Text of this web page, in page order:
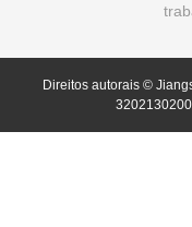
Direitos autorais ©